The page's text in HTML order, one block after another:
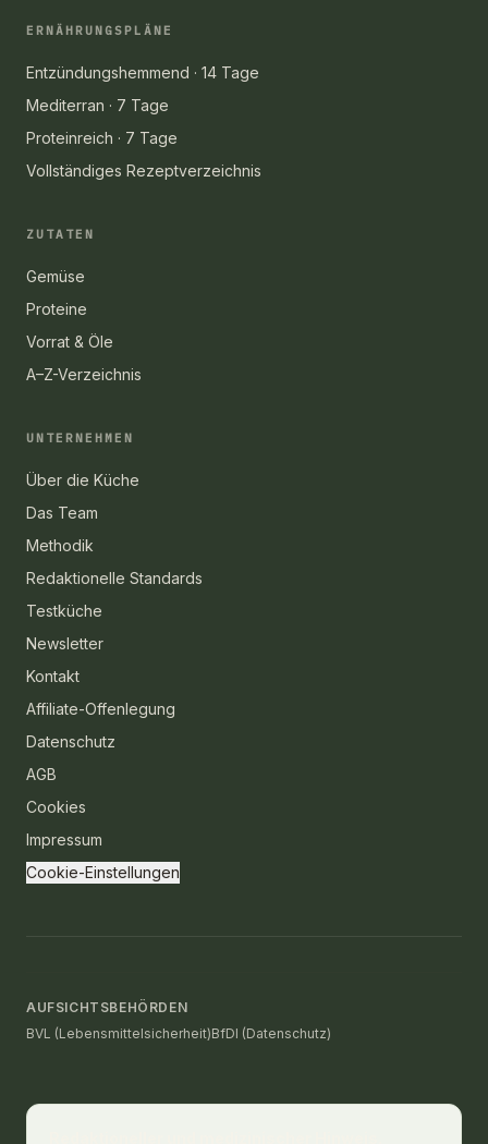
ERNÄHRUNGSPLÄNE
Entzündungshemmend · 14 Tage
Mediterran · 7 Tage
Proteinreich · 7 Tage
Vollständiges Rezeptverzeichnis
ZUTATEN
Gemüse
Proteine
Vorrat & Öle
A–Z-Verzeichnis
UNTERNEHMEN
Über die Küche
Das Team
Methodik
Redaktionelle Standards
Testküche
Newsletter
Kontakt
Affiliate-Offenlegung
Datenschutz
AGB
Cookies
Impressum
Cookie-Einstellungen
AUFSICHTSBEHÖRDEN
BVL (Lebensmittelsicherheit)BfDI (Datenschutz)